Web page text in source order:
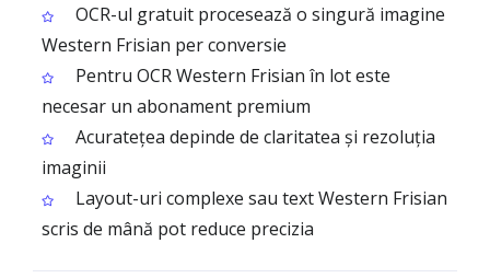
OCR-ul gratuit procesează o singură imagine
Western Frisian per conversie
Pentru OCR Western Frisian în lot este
necesar un abonament premium
Acuratețea depinde de claritatea și rezoluția
imaginii
Layout-uri complexe sau text Western Frisian
scris de mână pot reduce precizia